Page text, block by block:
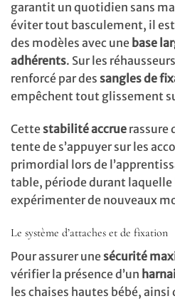
garantit un quotidien sans
éviter tout basculement, il
des modèles avec une base
adhérents. Sur les
renforcé par des sangles de
empêchent tout glissement
Cette stabilité accrue rassure
tente de s’appuyer sur les
primordial lors de
table, période durant laquelle
expérimenter de nouveaux
Le système d’attaches et de fixation
Pour assurer une sécurité
vérifier la présence d’un
les chaises hautes bébé, ainsi